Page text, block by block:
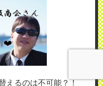
えるのは不可能？！